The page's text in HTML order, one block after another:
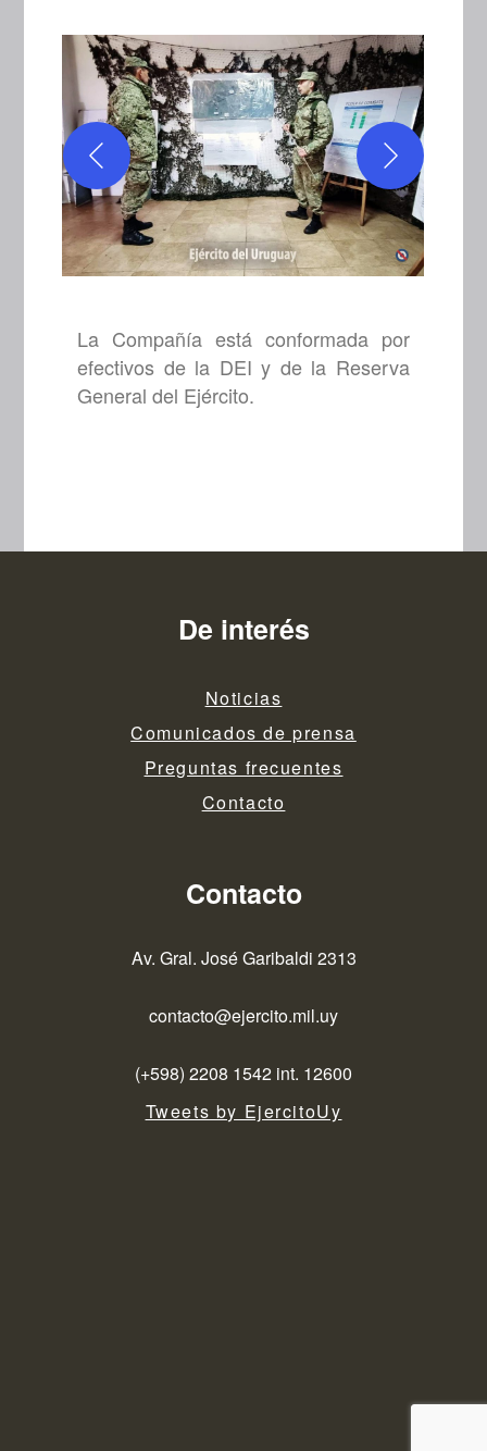
La Compañía está conformada por
efectivos de la DEI y de la Reserva
General del Ejército.
De interés
Noticias
Comunicados de prensa
Preguntas frecuentes
Contacto
Contacto
Av. Gral. José Garibaldi 2313
contacto@ejercito.mil.uy
(+598) 2208 1542 int. 12600
Tweets by EjercitoUy